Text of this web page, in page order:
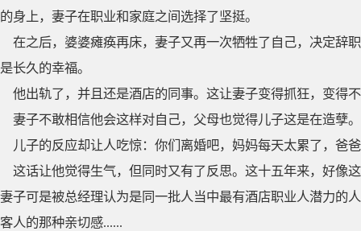
的身上，妻子在职业和家庭之间选择了坚挺。
在之后，婆婆瘫痪再床，妻子又再一次牺牲了自己，决定辞
是长久的幸福。
他出轨了，并且还是酒店的同事。这让妻子变得抓狂，变得
妻子不敢相信他会这样对自己，父母也觉得儿子这是在造孽。
儿子的反应却让人吃惊：你们离婚吧，妈妈每天太累了，爸
这话让他觉得生气，但同时又有了反思。这十五年来，好像
妻子可是被总经理认为是同一批人当中最有酒店职业人潜力的
客人的那种亲切感......